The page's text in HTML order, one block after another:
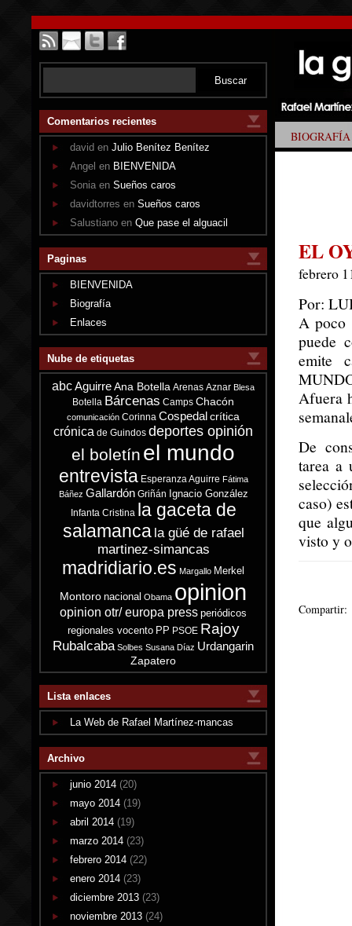
Comentarios recientes
david en Julio Benítez Benítez
Angel en BIENVENIDA
Sonia en Sueños caros
davidtorres en Sueños caros
Salustiano en Que pase el alguacil
Paginas
BIENVENIDA
Biografía
Enlaces
Nube de etiquetas
abcAguirre Ana Botella Arenas Aznar Blesa
Botella Bárcenas Camps Chacón
comunicación Corinna Cospedal crítica
crónica de Guindos deportes opinión
el boletín el mundo
entrevista Esperanza Aguirre Fátima
Báñez Gallardón Griñán Ignacio González
Infanta Cristina la gaceta de
salamanca la güé de rafael
martinez-simancas
madridiario.es Margallo Merkel
Montoro nacional Obama opinion
opinion otr/ europa press periódicos
regionales vocento PP PSOE Rajoy
Rubalcaba Solbes Susana Díaz Urdangarin
Zapatero
Lista enlaces
La Web de Rafael Martínez-mancas
Archivo
junio 2014 (20)
mayo 2014 (19)
abril 2014 (19)
marzo 2014 (23)
febrero 2014 (22)
enero 2014 (23)
diciembre 2013 (23)
noviembre 2013 (24)
BIOGRAFÍA
EL
febrero
Por:
A poco
puede
emite
Afuera
De
tarea a
caso)
que
visto y
Compartir: